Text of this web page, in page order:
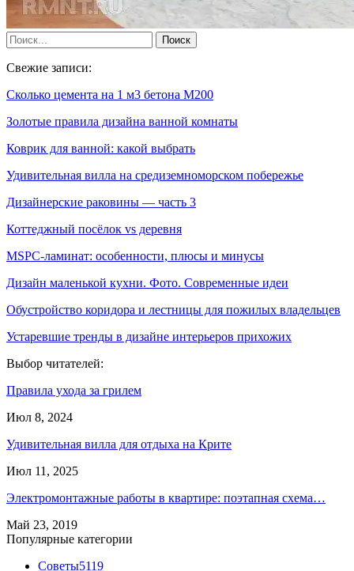
Свежие записи:
Сколько цемента на 1 м3 бетона М200
Золотые правила дизайна ванной комнаты
Коврик для ванной: какой выбрать
Удивительная вилла на средиземноморском побережье
Дизайнерские раковины — часть 3
Коттеджный посёлок vs деревня
MSPC-ламинат: особенности, плюсы и минусы
Дизайн маленькой кухни. Фото. Современные идеи
Обустройство коридора и лестницы для пожилых владельцев
Устаревшие тренды в дизайне интерьеров прихожих
Выбор читателей:
Правила ухода за грилем
Июл 8, 2024
Удивительная вилла для отдыха на Крите
Июл 11, 2025
Электромонтажные работы в квартире: поэтапная схема…
Май 23, 2019
Популярные категории
Советы5119